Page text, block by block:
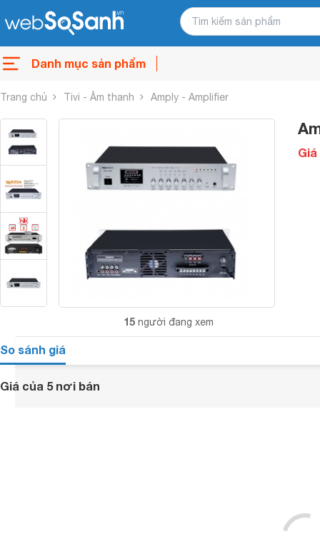
Danh mục sản phẩm
Trang chủ Tivi - Âm thanh Amply - Amplifier
15 người đang xem
Giá
So sánh giá
Giá của 5 nơi bán